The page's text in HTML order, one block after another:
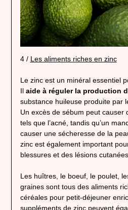
4 / Les aliments riches en zinc
Le zinc est un minéral essentiel
Il aide à réguler la production
substance huileuse produite par
Un excès de sébum peut causer
tels que l’acné, tandis qu’un
causer une sécheresse de la
zinc est également important
blessures et des lésions cutanées.
Les huîtres, le boeuf, le poulet,
graines sont tous des aliments
céréales pour petit-déjeuner
suppléments de zinc peuvent